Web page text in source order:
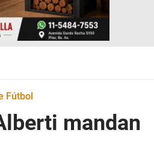
Fútbol
mandan